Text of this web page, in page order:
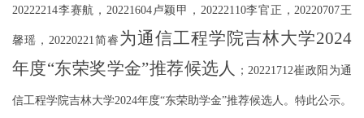
20222214李赛航，20221604卢颖甲，20222110李官正，20220707王
馨瑶，20220221简睿 为通信工程学院吉林大学2024
年度“东荣奖学金”推荐候选人 ；20221712崔政阳 为通
信工程学院吉林大学2024年度“东荣助学金”推荐候选人 。特此公示。